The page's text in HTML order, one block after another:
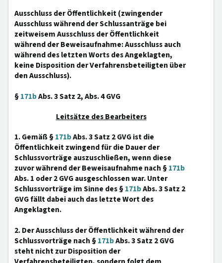
Ausschluss der Öffentlichkeit (zwingender
Ausschluss während der Schlussanträge bei
zeitweisem Ausschluss der Öffentlichkeit
während der Beweisaufnahme: Ausschluss auch
während des letzten Worts des Angeklagten,
keine Disposition der Verfahrensbeteiligten über
den Ausschluss).
§171bAbs. 3 Satz 2, Abs. 4 GVG
Leitsätze des Bearbeiters
1. Gemäß §171bAbs. 3 Satz 2 GVG ist die
Öffentlichkeit zwingend für die Dauer der
Schlussvorträge auszuschließen, wenn diese
zuvor während der Beweisaufnahme nach §171b
Abs. 1 oder 2 GVG ausgeschlossen war. Unter
Schlussvorträge im Sinne des §171bAbs. 3 Satz 2
GVG fällt dabei auch das letzte Wort des
Angeklagten.
2. Der Ausschluss der Öffentlichkeit während der
Schlussvorträge nach §171bAbs. 3 Satz 2 GVG
steht nicht zur Disposition der